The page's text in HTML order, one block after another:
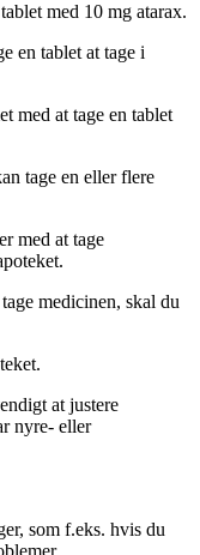
med 10 mg atarax.
en tablet at tage i
med at tage en tablet
tage en eller flere
med at tage
medicinen, skal du
at justere
nyre- eller
som f.eks. hvis du